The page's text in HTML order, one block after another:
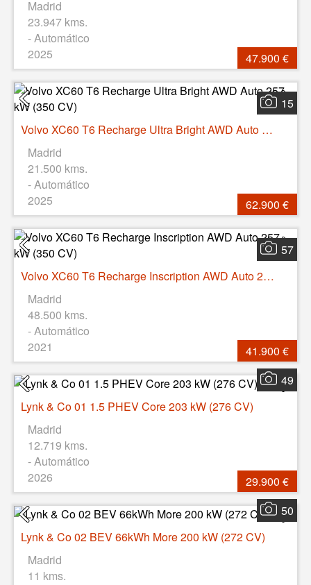
Madrid
23.947 kms.
- Automático
2025
47.900 €
15
Volvo XC60 T6 Recharge Ultra Bright AWD Auto 257 kW (350 CV)
Madrid
21.500 kms.
- Automático
2025
62.900 €
57
Volvo XC60 T6 Recharge Inscription AWD Auto 257 kW (350 CV)
Madrid
48.500 kms.
- Automático
2021
41.900 €
49
Lynk & Co 01 1.5 PHEV Core 203 kW (276 CV)
Madrid
12.719 kms.
- Automático
2026
29.900 €
50
Lynk & Co 02 BEV 66kWh More 200 kW (272 CV)
Madrid
11 kms.